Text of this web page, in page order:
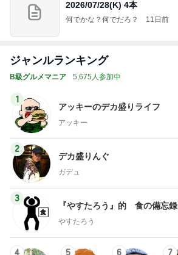
2026/07/28(K) 4本
何でかな？何でだろ？ 11日前
ジャンルランキング
B級グルメマニア 5,675人参加中
1
アッキーのデカ盛りライフ
アッキー
2
デカ盛りんぐ
ガデュ
3
『やすたろう』的 食の備忘録
やすたろう
4 5 6 7